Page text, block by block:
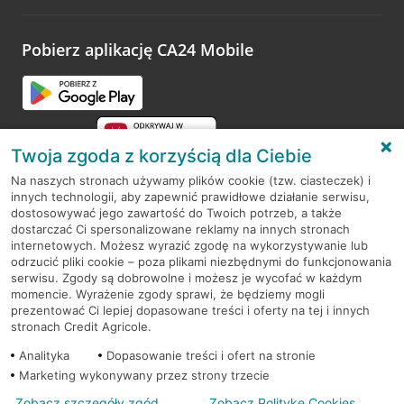
opinie.
Pobierz aplikację CA24 Mobile
RODO
Regulamin serwisu
Mapa serwisu
PolitykaCookies
Twoja zgoda z korzyścią dla Ciebie
Na naszych stronach używamy plików cookie (tzw. ciasteczek) i
innych technologii, aby zapewnić prawidłowe działanie serwisu,
dostosowywać jego zawartość do Twoich potrzeb, a także
dostarczać Ci spersonalizowane reklamy na innych stronach
internetowych. Możesz wyrazić zgodę na wykorzystywanie lub
odrzucić pliki cookie – poza plikami niezbędnymi do funkcjonowania
serwisu. Zgody są dobrowolne i możesz je wycofać w każdym
momencie. Wyrażenie zgody sprawi, że będziemy mogli
prezentować Ci lepiej dopasowane treści i oferty na tej i innych
stronach Credit Agricole.
Analityka
Dopasowanie treści i ofert na stronie
Marketing wykonywany przez strony trzecie